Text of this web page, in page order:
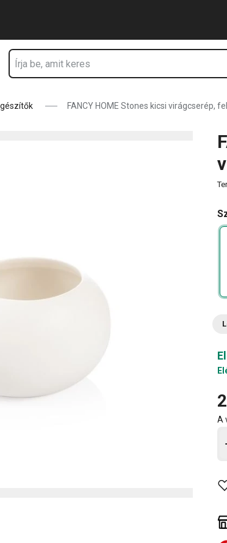
FANCY HOME Stones kicsi virágcserép,
A